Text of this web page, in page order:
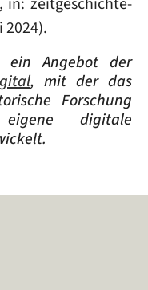
ein Angebot der
, mit der das
Forschung
digitale